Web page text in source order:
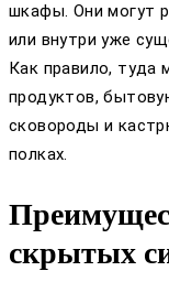
шкафы. Они могут
или внутри уже
Как правило, туда
продуктов,
сковороды и
полках.
скрытых